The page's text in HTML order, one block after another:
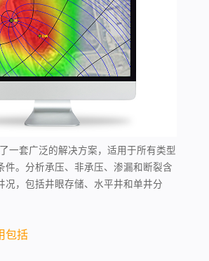
一套广泛的解决方案，适用于所有类型
件。分析承压、非承压、渗漏和断裂含
况，包括井眼存储、水平井和单井分
包括